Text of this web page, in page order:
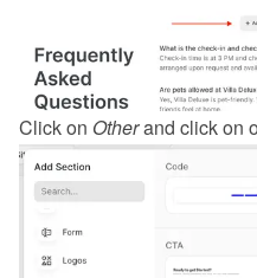
Click on Other and click on